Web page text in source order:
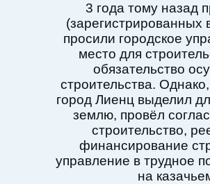
3 года тому назад
просили городское
место для
обязательство
строительства.
город Лиенц выделил
землю, провёл
строительство,
финансирование
управление в трудное
на